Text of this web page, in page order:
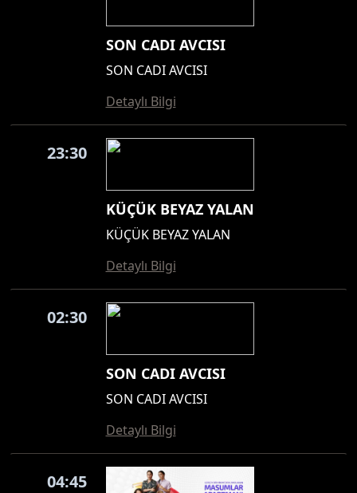
SON CADI AVCISI
SON CADI AVCISI
Detaylı Bilgi
23:30
KÜÇÜK BEYAZ YALAN
KÜÇÜK BEYAZ YALAN
Detaylı Bilgi
02:30
SON CADI AVCISI
SON CADI AVCISI
Detaylı Bilgi
04:45